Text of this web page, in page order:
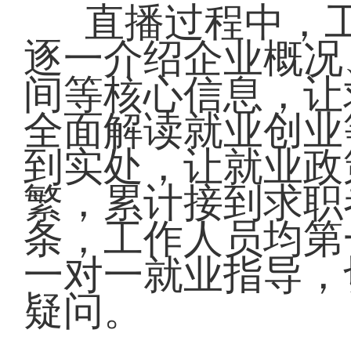
直播过程中，
逐一介绍企业概
间等核心信息，
全面解读就业创
到实处，让就业
繁，累计接到求
条，工作人员均
一对一就业指导
疑问。